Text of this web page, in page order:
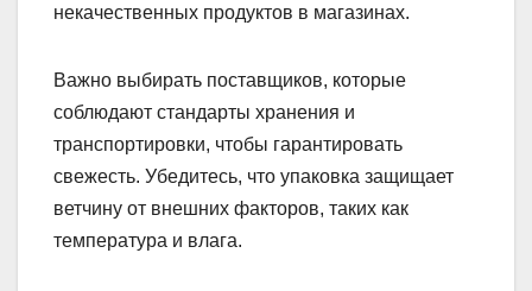
некачественных продуктов в магазинах.
Важно выбирать поставщиков, которые
соблюдают стандарты хранения и
транспортировки, чтобы гарантировать
свежесть. Убедитесь, что упаковка защищает
ветчину от внешних факторов, таких как
температура и влага.